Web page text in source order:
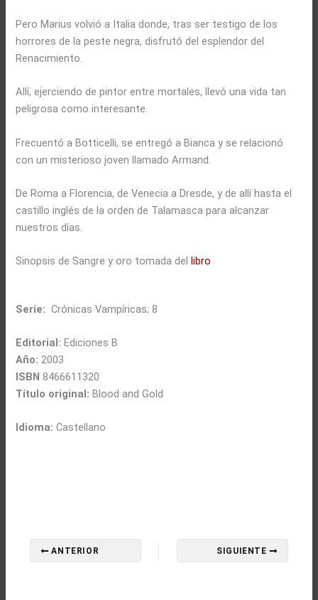
Pero Marius volvió a Italia donde, tras ser testigo de los
horrores de la peste negra, disfrutó del esplendor del
Renacimiento.
Allí, ejerciendo de pintor entre mortales, llevó una vida tan
peligrosa como interesante.
Frecuentó a Botticelli, se entregó a Bianca y se relacionó
con un misterioso joven llamado Armand.
De Roma a Florencia, de Venecia a Dresde, y de allí hasta el
castillo inglés de la orden de Talamasca para alcanzar
nuestros días.
Sinopsis de Sangre y oro tomada dellibro
Serie: Crónicas Vampíricas; 8
Editorial: Ediciones B
Año: 2003
ISBN 8466611320
Título original: Blood and Gold
Idioma: Castellano
ANTERIOR SIGUIENTE